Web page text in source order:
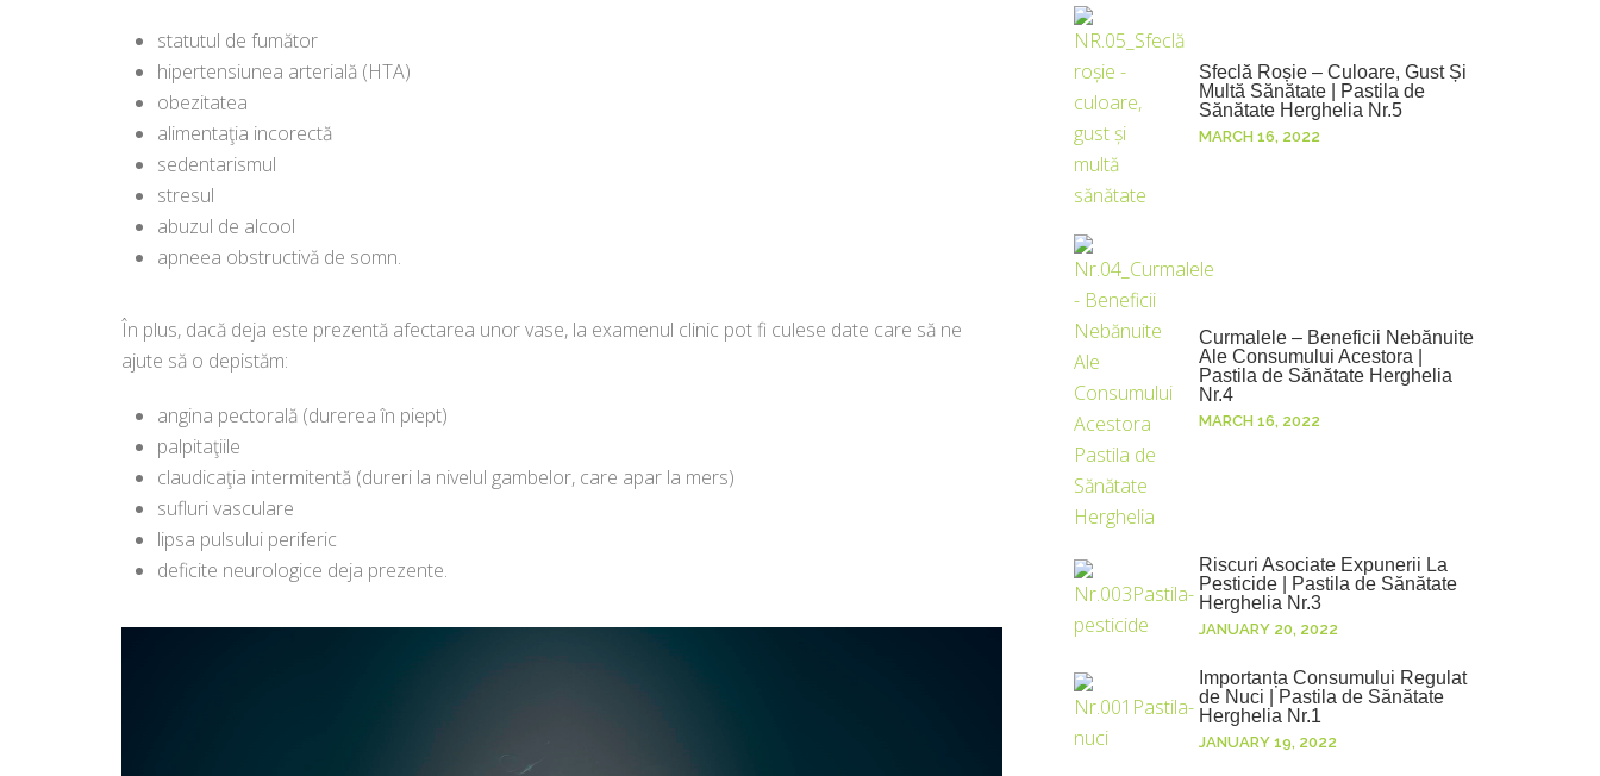
statutul de fumător
hipertensiunea arterială (HTA)
obezitatea
alimentaţia incorectă
sedentarismul
stresul
abuzul de alcool
apneea obstructivă de somn.
În plus, dacă deja este prezentă afectarea unor vase, la examenul clinic pot fi culese date care să ne
ajute să o depistăm:
angina pectorală (durerea în piept)
palpitaţiile
claudicaţia intermitentă (dureri la nivelul gambelor, care apar la mers)
sufluri vasculare
lipsa pulsului periferic
deficite neurologice deja prezente.
Sfeclă Roșie – Culoare, Gust Și
Multă Sănătate | Pastila de
Sănătate Herghelia Nr.5
MARCH 16, 2022
Curmalele – Beneficii Nebănuite
Ale Consumului Acestora |
Pastila de Sănătate Herghelia
Nr.4
MARCH 16, 2022
Riscuri Asociate Expunerii La
Pesticide | Pastila de Sănătate
Herghelia Nr.3
JANUARY 20, 2022
Importanța Consumului Regulat
de Nuci | Pastila de Sănătate
Herghelia Nr.1
JANUARY 19, 2022